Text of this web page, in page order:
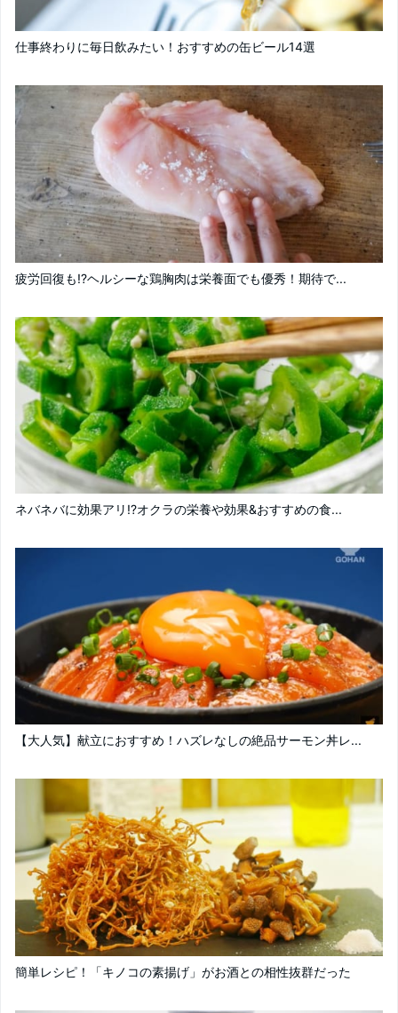
仕事終わりに毎日飲みたい！おすすめの缶ビール14選
疲労回復も!?ヘルシーな鶏胸肉は栄養面でも優秀！期待で...
ネバネバに効果アリ!?オクラの栄養や効果&おすすめの食...
【大人気】献立におすすめ！ハズレなしの絶品サーモン丼レ...
簡単レシピ！「キノコの素揚げ」がお酒との相性抜群だった